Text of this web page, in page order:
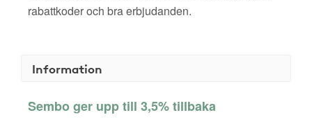
rabattkoder och bra erbjudanden.
Information
Sembo ger upp till 3,5% tillbaka